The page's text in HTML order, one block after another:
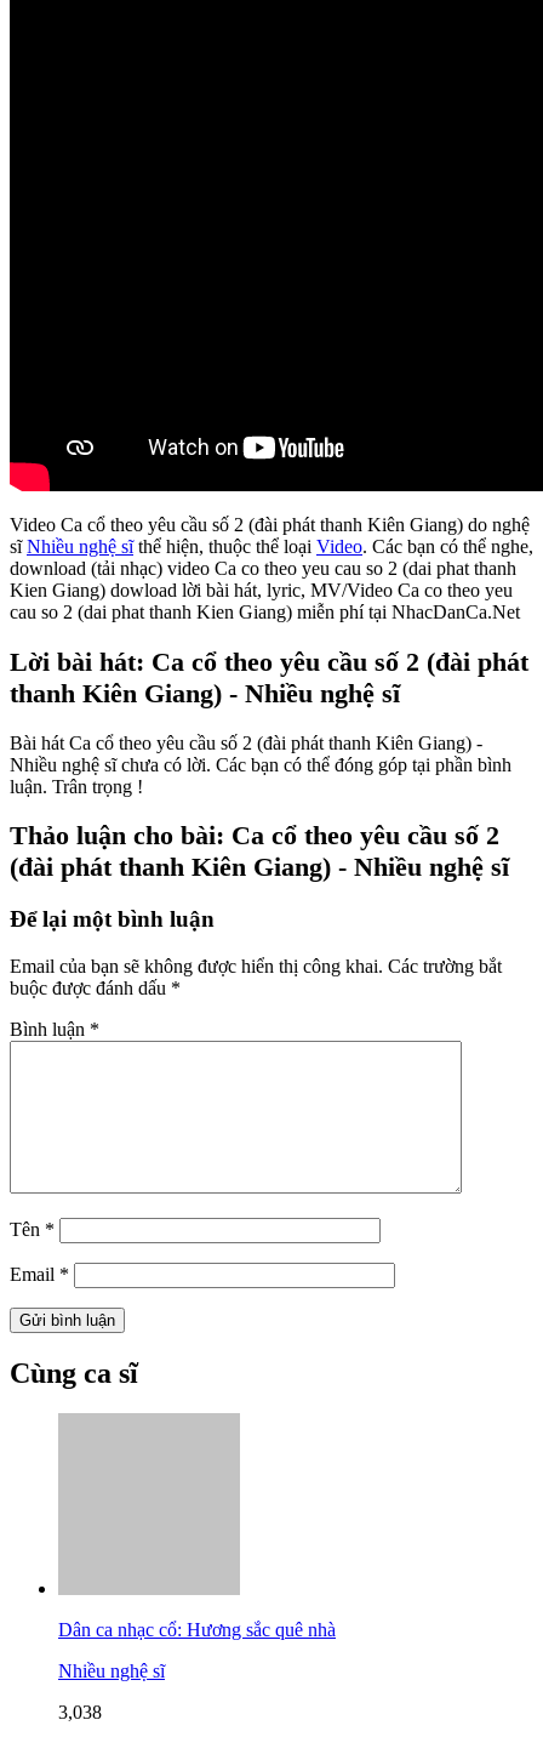
Video Ca cổ theo yêu cầu số 2 (đài phát thanh Kiên Giang) do nghệ
sĩNhiều nghệ sĩthể hiện, thuộc thể loại Video. Các bạn có thể nghe,
download (tải nhạc) video Ca co theo yeu cau so 2 (dai phat thanh
Kien Giang) dowload lời bài hát, lyric, MV/Video Ca co theo yeu
cau so 2 (dai phat thanh Kien Giang) miễn phí tại NhacDanCa.Net
Lời bài hát: Ca cổ theo yêu cầu số 2 (đài phát
thanh Kiên Giang) - Nhiều nghệ sĩ
Bài hát Ca cổ theo yêu cầu số 2 (đài phát thanh Kiên Giang) -
Nhiều nghệ sĩ chưa có lời. Các bạn có thể đóng góp tại phần bình
luận. Trân trọng !
Thảo luận cho bài: Ca cổ theo yêu cầu số 2
(đài phát thanh Kiên Giang) - Nhiều nghệ sĩ
Để lại một bình luận
Email của bạn sẽ không được hiển thị công khai. Các trường bắt
buộc được đánh dấu *
Bình luận *
Tên *
Email *
Cùng ca sĩ
Dân ca nhạc cổ: Hương sắc quê nhà
Nhiều nghệ sĩ
3,038